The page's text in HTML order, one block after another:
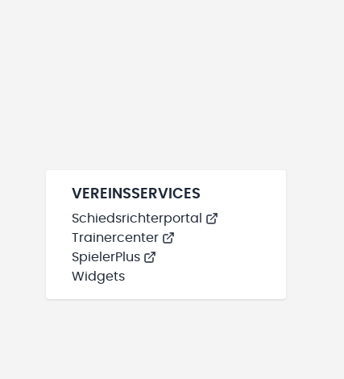
VEREINSSERVICES
Schiedsrichterportal
Trainercenter
SpielerPlus
Widgets